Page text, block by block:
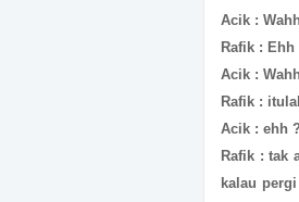
Acik :
Rafik :
Acik :
Rafik :
Acik : ehh ?
Rafik : tak
kalau